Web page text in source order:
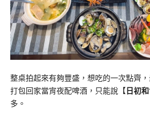
整桌拍起來有夠豐盛，想吃的一次點齊
打包回家當宵夜配啤酒，只能說【 日初
多。